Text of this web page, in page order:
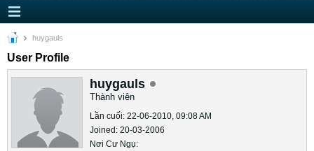
huygauls
User Profile
huygauls
Thành viên
Lần cuối: 22-06-2010, 09:08 AM
Joined: 20-03-2006
Nơi Cư Ngụ: